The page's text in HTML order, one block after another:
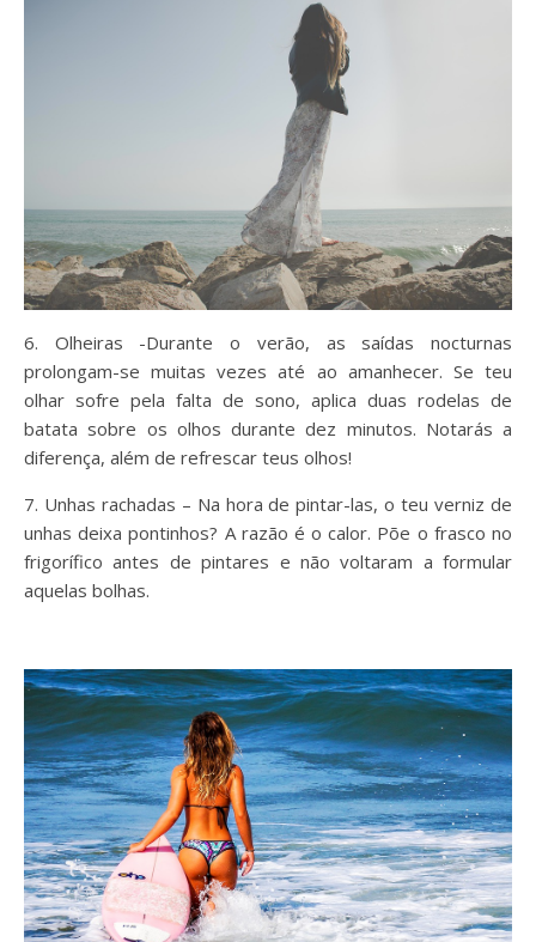
6. Olheiras -Durante o verão, as saídas nocturnas
prolongam-se muitas vezes até ao amanhecer. Se teu
olhar sofre pela falta de sono, aplica duas rodelas de
batata sobre os olhos durante dez minutos. Notarás a
diferença, além de refrescar teus olhos!
7. Unhas rachadas – Na hora de pintar-las, o teu verniz de
unhas deixa pontinhos? A razão é o calor. Põe o frasco no
frigorífico antes de pintares e não voltaram a formular
aquelas bolhas.